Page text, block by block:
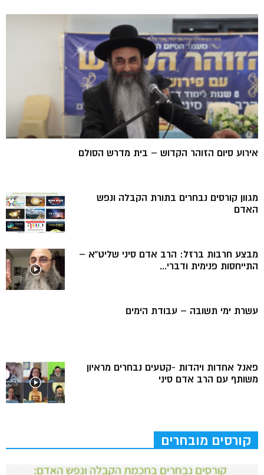
אירוע סיום הזוהר הקדוש – בית מדרש הסולם
מגוון קורסים נבחרים בתורת הקבלה ונפש
האדם
מבצע חרבות ברזל: הרב אדם סיני שליט”א –
התייחסות פנימית ודברי...
עשרת ימי תשובה – עבודת הימים
פאנל אחדות ויהדות -קטעים נבחרים מראיון
משותף עם הרב אדם סיני
קורסים מובחרים